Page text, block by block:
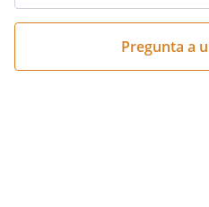
tu
pregunta